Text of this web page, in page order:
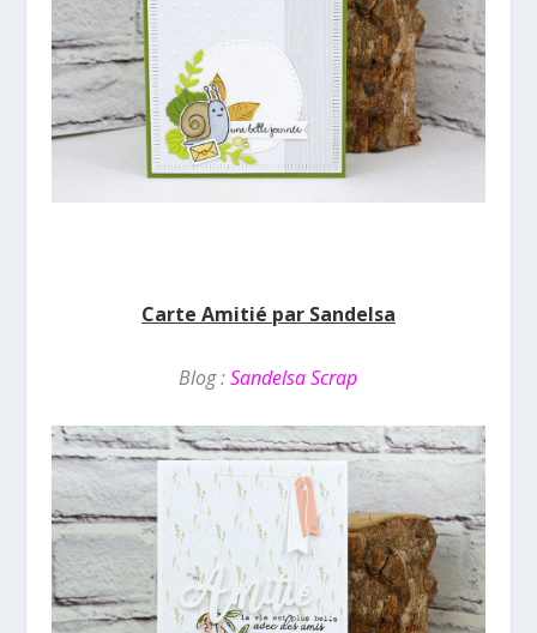
Carte Amitié par Sandelsa
Blog :Sandelsa Scrap